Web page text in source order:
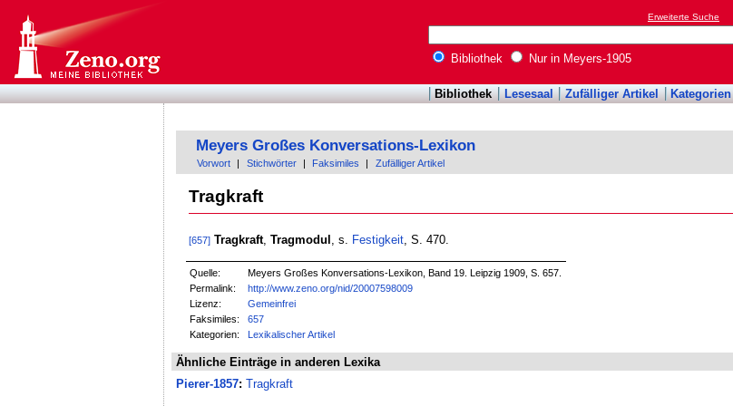
Erweiterte Suche
Bibliothek Nur in Meyers-1905
Bibliothek Lesesaal Zufälliger Artikel Kategorien
Meyers Großes Konversations-Lexikon
Vorwort Stichwörter Faksimiles Zufälliger Artikel
Tragkraft
[657] Tragkraft, Tragmodul , s. Festigkeit, S. 470.
Quelle:
Meyers Großes Konversations-Lexikon, Band 19. Leipzig 1909, S. 657.
Permalink:
http://www.zeno.org/nid/20007598009
Lizenz:
Gemeinfrei
Faksimiles:
657
Kategorien:
Lexikalischer Artikel
Ähnliche Einträge in anderen Lexika
Pierer-1857: Tragkraft